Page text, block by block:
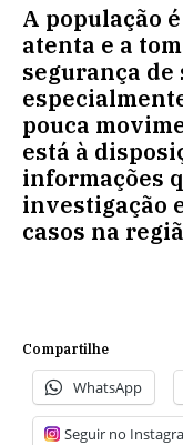
A população
atenta e a
segurança
pouca
está à
informações
investigação
casos na
Compartilhe
WhatsApp
Seguir no